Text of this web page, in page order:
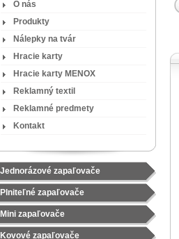
O nás
Produkty
Nálepky na tvár
Hracie karty
Hracie karty MENOX
Reklamný textil
Reklamné predmety
Kontakt
Jednorázové zapaľovače
Plniteľné zapaľovače
Mini zapaľovače
Kovové zapaľovače